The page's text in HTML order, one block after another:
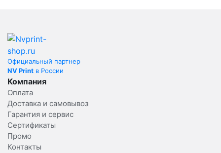
Официальный партнер
NV Print в России
Компания
Оплата
Доставка и самовывоз
Гарантия и сервис
Сертификаты
Промо
Контакты